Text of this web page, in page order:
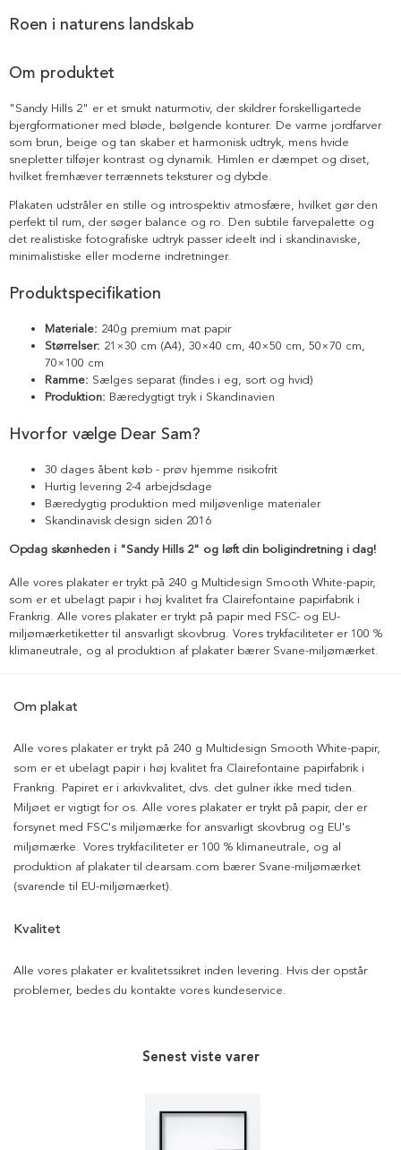
Roen i naturens landskab
Om produktet
"Sandy Hills 2" er et smukt naturmotiv, der skildrer forskelligartede
bjergformationer med bløde, bølgende konturer. De varme jordfarver
som brun, beige og tan skaber et harmonisk udtryk, mens hvide
snepletter tilføjer kontrast og dynamik. Himlen er dæmpet og diset,
hvilket fremhæver terrænnets teksturer og dybde.
Plakaten udstråler en stille og introspektiv atmosfære, hvilket gør den
perfekt til rum, der søger balance og ro. Den subtile farvepalette og
det realistiske fotografiske udtryk passer ideelt ind i skandinaviske,
minimalistiske eller moderne indretninger.
Produktspecifikation
Materiale: 240g premium mat papir
Størrelser: 21×30 cm (A4), 30×40 cm, 40×50 cm, 50×70 cm,
70×100 cm
Ramme: Sælges separat (findes i eg, sort og hvid)
Produktion: Bæredygtigt tryk i Skandinavien
Hvorfor vælge Dear Sam?
30 dages åbent køb - prøv hjemme risikofrit
Hurtig levering 2-4 arbejdsdage
Bæredygtig produktion med miljøvenlige materialer
Skandinavisk design siden 2016
Opdag skønheden i "Sandy Hills 2" og løft din boligindretning i dag!
Alle vores plakater er trykt på 240 g Multidesign Smooth White-papir,
som er et ubelagt papir i høj kvalitet fra Clairefontaine papirfabrik i
Frankrig. Alle vores plakater er trykt på papir med FSC- og EU-
miljømærketiketter til ansvarligt skovbrug. Vores trykfaciliteter er 100 %
klimaneutrale, og al produktion af plakater bærer Svane-miljømærket.
Om plakat
Alle vores plakater er trykt på 240 g Multidesign Smooth White-papir,
som er et ubelagt papir i høj kvalitet fra Clairefontaine papirfabrik i
Frankrig. Papiret er i arkivkvalitet, dvs. det gulner ikke med tiden.
Miljøet er vigtigt for os. Alle vores plakater er trykt på papir, der er
forsynet med FSC's miljømærke for ansvarligt skovbrug og EU's
miljømærke. Vores trykfaciliteter er 100 % klimaneutrale, og al
produktion af plakater til dearsam.com bærer Svane-miljømærket
(svarende til EU-miljømærket).
Kvalitet
Alle vores plakater er kvalitetssikret inden levering. Hvis der opstår
problemer, bedes du kontakte vores kundeservice.
Senest viste varer